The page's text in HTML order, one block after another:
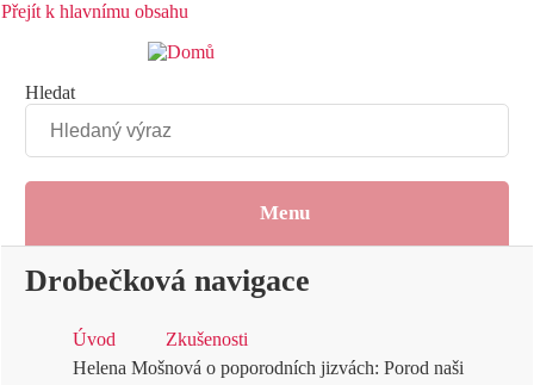
Přejít k hlavnímu obsahu
Hledat
Menu
Drobečková navigace
Úvod
Zkušenosti
Helena Mošnová o poporodních jizvách: Porod naši